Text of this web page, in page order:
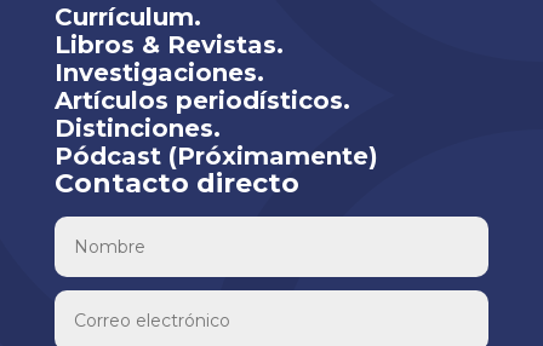
Currículum.
Libros & Revistas.
Investigaciones.
Artículos periodísticos.
Distinciones.
Pódcast (Próximamente)
Contacto directo